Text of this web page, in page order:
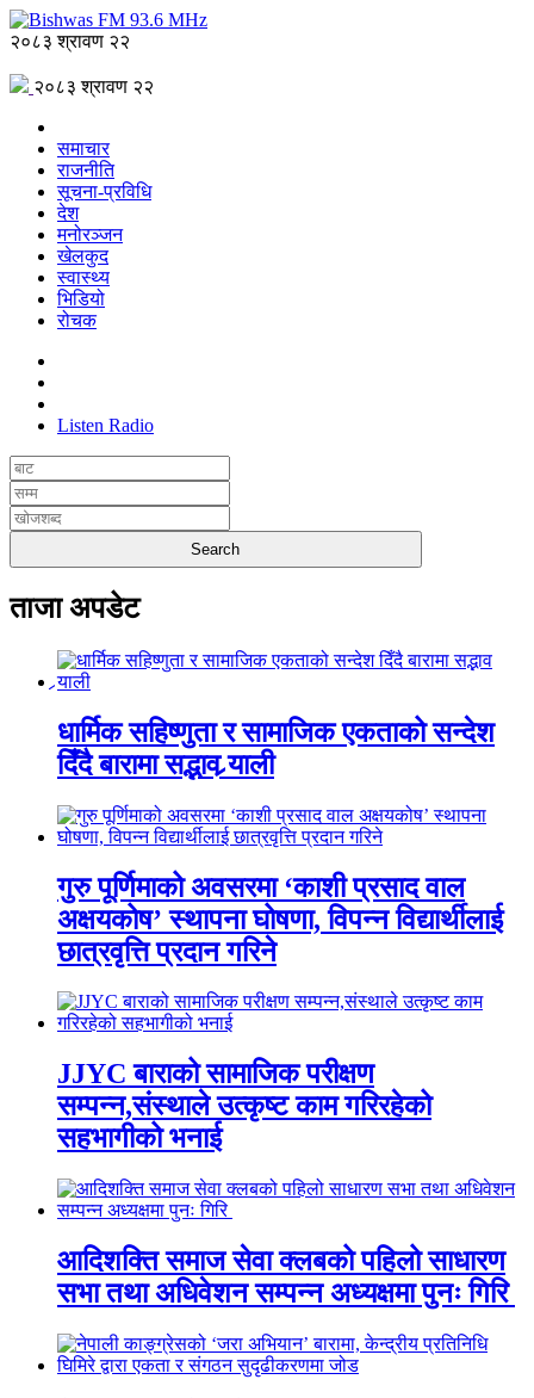
२०८३ श्रावण २२
२०८३ श्रावण २२
समाचार
राजनीति
सूचना-प्रविधि
देश
मनोरञ्जन
खेलकुद
स्वास्थ्य
भिडियो
रोचक
Listen Radio
ताजा अपडेट
धार्मिक सहिष्णुता र सामाजिक एकताको सन्देश
दिँदै बारामा सद्भाव र्‍याली
गुरु पूर्णिमाको अवसरमा ‘काशी प्रसाद वाल
अक्षयकोष’ स्थापना घोषणा, विपन्न विद्यार्थीलाई
छात्रवृत्ति प्रदान गरिने
JJYC बाराको सामाजिक परीक्षण
सम्पन्न,संस्थाले उत्कृष्ट काम गरिरहेको
सहभागीको भनाई
आदिशक्ति समाज सेवा क्लबको पहिलो साधारण
सभा तथा अधिवेशन सम्पन्न अध्यक्षमा पुनः गिरि